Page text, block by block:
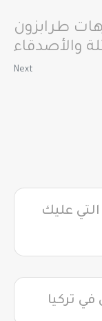
طرابزون
والأصدقاء
Next
التي عليك